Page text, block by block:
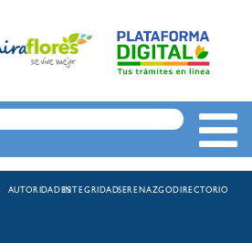
AUTORIDADESINTEGRIDADSERENAZGODIRECTORIO